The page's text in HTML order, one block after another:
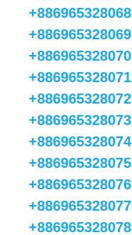
+886965328068
+886965328069
+886965328070
+886965328071
+886965328072
+886965328073
+886965328074
+886965328075
+886965328076
+886965328077
+886965328078